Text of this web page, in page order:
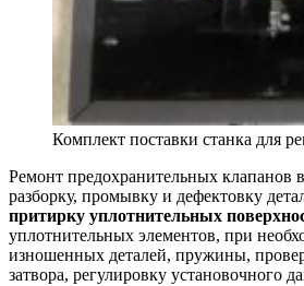
Комплект поставки станка для
Ремонт предохранительных клапанов
разборку, промывку и дефектовку
притирку уплотнительных
уплотнительных элементов, при
изношенных деталей, пружины,
затвора, регулировку установочного